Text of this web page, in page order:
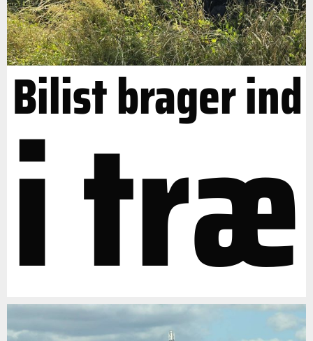
Bilist brager ind
i træ